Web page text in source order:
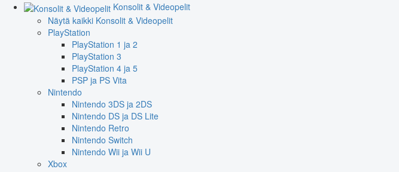
Konsolit & Videopelit
Näytä kaikki Konsolit & Videopelit
PlayStation
PlayStation 1 ja 2
PlayStation 3
PlayStation 4 ja 5
PSP ja PS Vita
Nintendo
Nintendo 3DS ja 2DS
Nintendo DS ja DS Lite
Nintendo Retro
Nintendo Switch
Nintendo Wii ja Wii U
Xbox